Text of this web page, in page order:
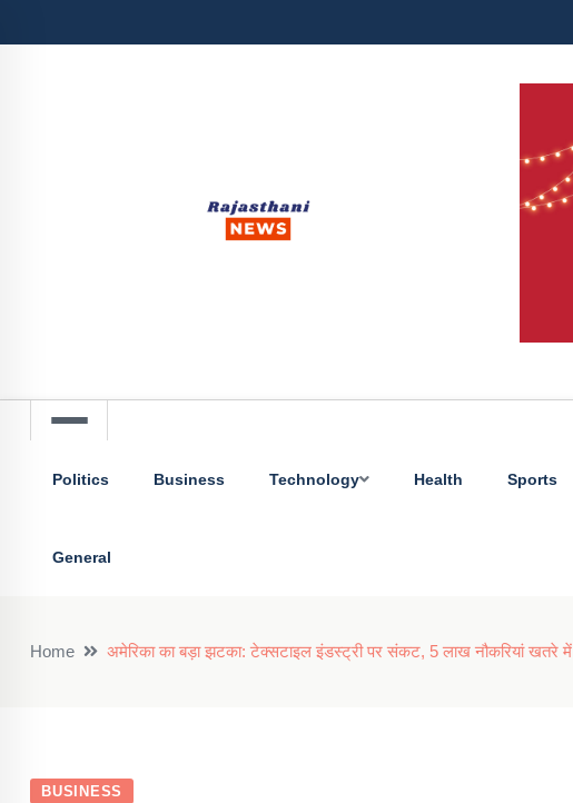
Politics Business Technology Health Sports
General
Home अमेरिका का बड़ा झटका: टेक्सटाइल इंडस्ट्री पर संकट, 5 लाख नौकरियां खतरे में
BUSINESS